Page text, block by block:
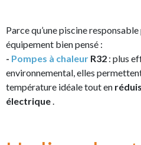
Parce qu’une piscine
équipement bien pensé :
- Pompes à chaleur R32 : plus
environnemental, elles
température idéale tout en
électrique.